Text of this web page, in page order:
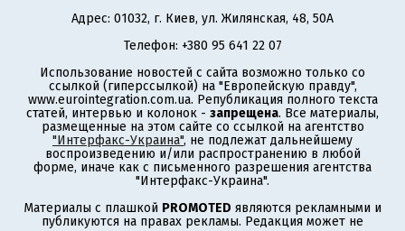
Адрес: 01032, г. Киев, ул. Жилянская, 48, 50А
Телефон: +380 95 641 22 07
Использование новостей с сайта возможно только со
ссылкой (гиперссылкой) на "Европейскую правду",
www.eurointegration.com.ua. Републикация полного текста
статей, интервью и колонок - запрещена. Все материалы,
размещенные на этом сайте со ссылкой на агентство
"Интерфакс-Украина", не подлежат дальнейшему
воспроизведению и/или распространению в любой
форме, иначе как с письменного разрешения агентства
"Интерфакс-Украина".
Материалы с плашкой PROMOTED являются рекламными и
публикуются на правах рекламы. Редакция может не